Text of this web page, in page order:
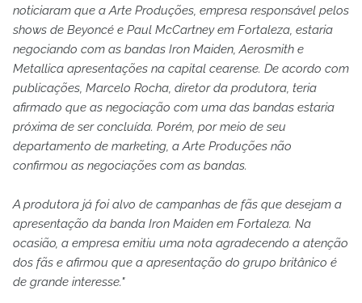
noticiaram que a Arte Produções, empresa responsável pelos
shows de Beyoncé e Paul McCartney em Fortaleza, estaria
negociando com as bandas Iron Maiden, Aerosmith e
Metallica apresentações na capital cearense. De acordo com
publicações, Marcelo Rocha, diretor da produtora, teria
afirmado que as negociação com uma das bandas estaria
próxima de ser concluída. Porém, por meio de seu
departamento de marketing, a Arte Produções não
confirmou as negociações com as bandas.
A produtora já foi alvo de campanhas de fãs que desejam a
apresentação da banda Iron Maiden em Fortaleza. Na
ocasião, a empresa emitiu uma nota agradecendo a atenção
dos fãs e afirmou que a apresentação do grupo britânico é
de grande interesse."